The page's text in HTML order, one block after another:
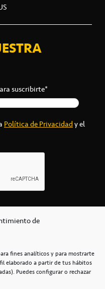
de
fines analíticos y para mostrarte
elaborado a partir de tus hábitos
Puedes configurar o rechazar
suscribirte*
Política de Privacidady el